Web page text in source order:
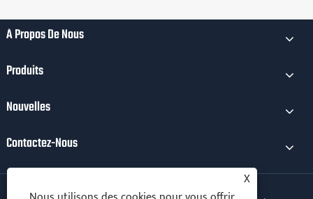
À Propos De Nous
Produits
Nouvelles
Contactez-Nous
X